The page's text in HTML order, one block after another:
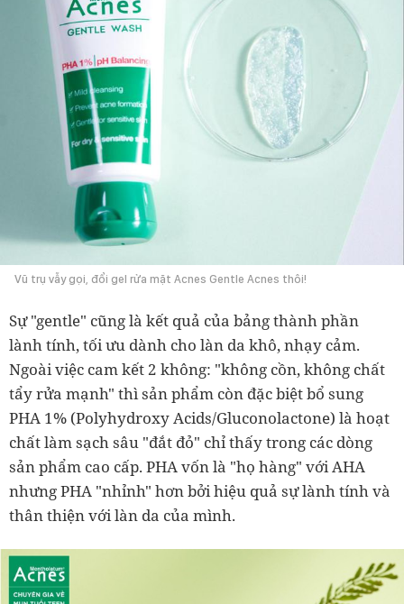
Vũ trụ vẫy gọi, đổi gel rửa mặt Acnes Gentle Acnes thôi!
Sự "gentle" cũng là kết quả của bảng thành phần
lành tính, tối ưu dành cho làn da khô, nhạy cảm.
Ngoài việc cam kết 2 không: "không cồn, không chất
tẩy rửa mạnh" thì sản phẩm còn đặc biệt bổ sung
PHA 1% (Polyhydroxy Acids/Gluconolactone) là hoạt
chất làm sạch sâu "đắt đỏ" chỉ thấy trong các dòng
sản phẩm cao cấp. PHA vốn là "họ hàng" với AHA
nhưng PHA "nhỉnh" hơn bởi hiệu quả sự lành tính và
thân thiện với làn da của mình.